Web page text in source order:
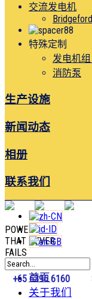
交流发电机
Bridgeford
特殊定制
发电机
消防泵
生产设施
新闻动态
相册
联系我们
+65 6396 6160
POWER
THAT NEVER
FAILS
首页
关于我们